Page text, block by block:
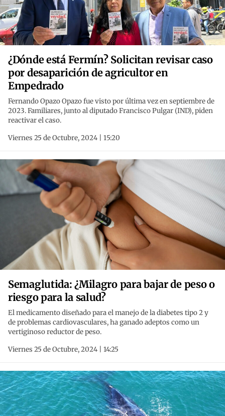
¿Dónde está Fermín? Solicitan revisar caso
por desaparición de agricultor en
Empedrado
Fernando Opazo Opazo fue visto por última vez en septiembre de
2023. Familiares, junto al diputado Francisco Pulgar (IND), piden
reactivar el caso.
Viernes 25 de Octubre, 2024 | 15:20
Semaglutida: ¿Milagro para bajar de peso o
riesgo para la salud?
El medicamento diseñado para el manejo de la diabetes tipo 2 y
de problemas cardiovasculares, ha ganado adeptos como un
vertiginoso reductor de peso.
Viernes 25 de Octubre, 2024 | 14:25